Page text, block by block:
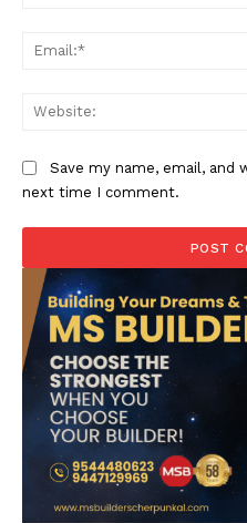
Save my name, email,
next time I comment.